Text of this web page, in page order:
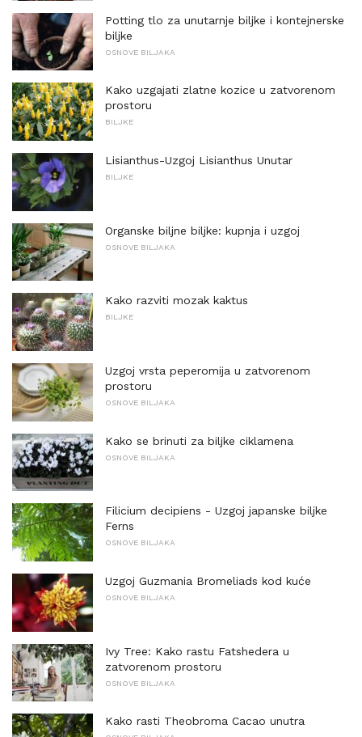
Potting tlo za unutarnje biljke i kontejnerske
biljke
OSNOVE BILJAKA
Kako uzgajati zlatne kozice u zatvorenom
prostoru
BILJKE
Lisianthus-Uzgoj Lisianthus Unutar
BILJKE
Organske biljne biljke: kupnja i uzgoj
OSNOVE BILJAKA
Kako razviti mozak kaktus
BILJKE
Uzgoj vrsta peperomija u zatvorenom
prostoru
OSNOVE BILJAKA
Kako se brinuti za biljke ciklamena
OSNOVE BILJAKA
Filicium decipiens - Uzgoj japanske biljke
Ferns
OSNOVE BILJAKA
Uzgoj Guzmania Bromeliads kod kuće
OSNOVE BILJAKA
Ivy Tree: Kako rastu Fatshedera u
zatvorenom prostoru
OSNOVE BILJAKA
Kako rasti Theobroma Cacao unutra